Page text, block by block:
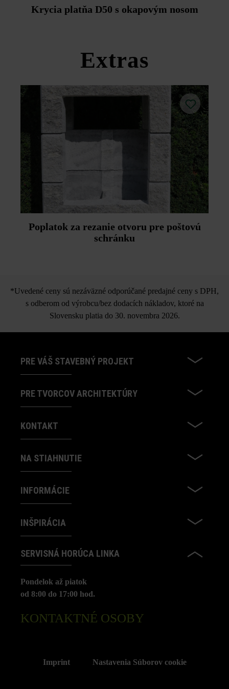
Duoprotect DP30 (paralelná dodávka je možná za
príplatok).
Krycia platňa D50 s okapovým nosom
Extras
Poplatok za rezanie otvoru pre poštovú
schránku
*Uvedené ceny sú nezáväzné odporúčané predajné ceny s DPH,
s odberom od výrobcu/bez dodacích nákladov, ktoré na
Slovensku platia do 30. novembra 2026.
PRE VÁŠ STAVEBNÝ PROJEKT
PRE TVORCOV ARCHITEKTÚRY
KONTAKT
NA STIAHNUTIE
INFORMÁCIE
INŠPIRÁCIA
SERVISNÁ HORÚCA LINKA
Pondelok až piatok
od 8:00 do 17:00 hod.
KONTAKTNÉ OSOBY
Imprint Nastavenia Súborov cookie